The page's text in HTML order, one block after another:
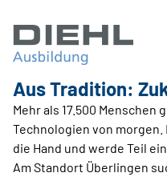
Aus Tradition:
Mehr als 17.500
Technologien von
die Hand und werde Teil
Am Standort Überlingen